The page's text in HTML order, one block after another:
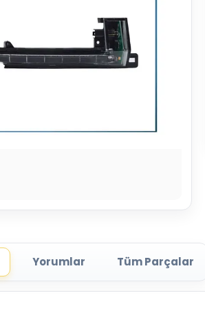
Yorumlar Tüm Parçalar